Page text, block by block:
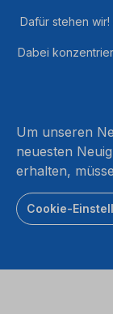
Dafür stehen
Dabei
Um unseren
neuesten
erhalten,
Cookie-